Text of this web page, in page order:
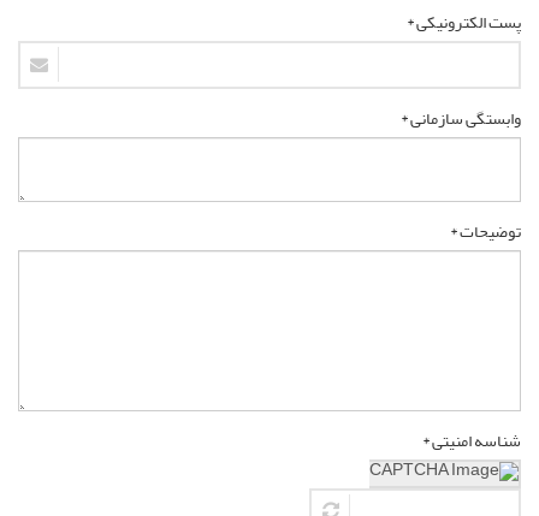
پست الکترونیکی *
وابستگی سازمانی *
توضیحات *
شناسه امنیتی *